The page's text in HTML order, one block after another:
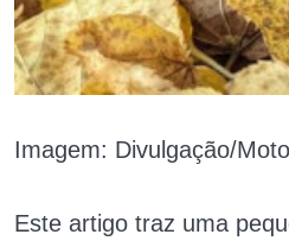
Imagem: Divulgação/
Este artigo traz uma